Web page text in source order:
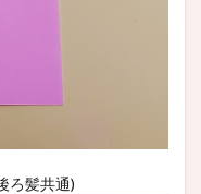
ろ髪共通)